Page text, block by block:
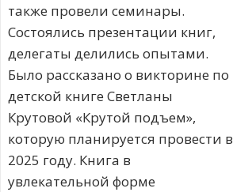
также провели семинары.
Состоялись презентации книг,
делегаты делились опытами.
Было рассказано о викторине по
детской книге Светланы
Крутовой «Крутой подъем»,
которую планируется провести в
2025 году. Книга в
увлекательной форме